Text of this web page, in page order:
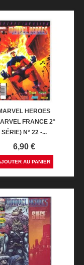
HEROES
FRANCE 2°
SÉRIE) N° 22 -...
Prix
6,90 €
AU PANIER